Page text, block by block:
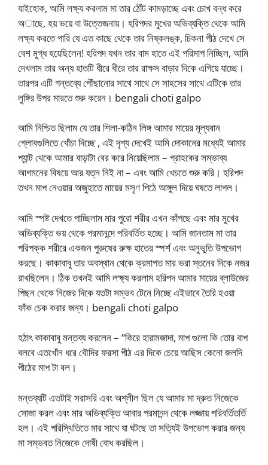
যাইহোক, আমি লক্ষ্য করলাম মা তার ঠোঁট কামড়াচ্ছে এবং চোখ বন্ধ করে
অাছে, হয় ভয়ে বা উত্তেজনায়। হরিপদর মুখের অভিব্যক্তি থেকে আমি
লক্ষ্য করতে পারি যে এত কাছে থেকে তার নিষ্কলঙ্ক, চিকনা পীঠ দেখে সে
বেশ মুগ্ধ হয়েছিলেন! হরিপদ যখন তার বাম হাতে এই পরিমাপ নিচ্ছিল, আমি
দেখলাম তার অন্য হাতটি ধীরে ধীরে তার রাক্ষস বাড়ার দিকে এগিয়ে যাচ্ছে।
তারপর এটি গন্তব্যে পৌঁছানোর সাথে সাথে সে সাহসের সাথে এটিকে তার
লুঙ্গির উপর মারতে শুরু করেন। bengali choti galpo
আমি নিশ্চিত ছিলাম যে তার শিলা-কঠিন লিঙ্গ আমার মায়ের মূল্যবান
গ্লোবগুলিতে খোঁচা দিচ্ছে , এই দৃশ্য দেখেই আমি দোকানের মধ্যেই আমার
প্যান্ট থেকে আমার বাড়াটা বের করে নিয়েছিলাম – গ্রাহকের সম্ভাব্য
আগমনের বিষয়ে আর যত্ন নিই না – এবং আমি খেচতে শুরু করি। হরিপদ
তখন মাপ নেওয়ার অজুহাতে মায়ের মসৃণ পিঠে আঙ্গুল দিয়ে ঘষতে লাগল।
আমি স্পষ্ট দেখতে পাচ্ছিলাম মার পুরো শরীর এখন কাঁপছে এবং মার মুখের
অভিব্যক্তি ভয় থেকে পরমানন্দে পরিবর্তিত হচ্ছে। আমি জানতাম মা তার
পরিপক্ক শরীরে একজন পুরুষের রুক্ষ হাতের স্পর্শ এবং অনুভূতি উপভোগ
করছে। কাকাবাবু তার অবস্থান থেকে ক্রমাগত মার ভরা স্তনের দিকে নজর
রাখছিলেন। ঠিক তখনই আমি লক্ষ্য করলাম হরিপদ আমার মায়ের ব্লাউজের
পিছন থেকে নিজের দিকে যতটা সম্ভব টেনে নিচ্ছে এইভাবে তৈরি হওয়া
ফাঁক চেক করার জন্য। bengali choti galpo
হঠাৎ কাকাবাবু মন্তব্য করলেন – “কিরে হারামজাদা, মাপ গুলো কি তোর বাপ
বলবে এতখোঁন ধরে বৌদির ফরসা পীঠ এর দিকে চেয়ে আছিস কেনো জলদি
পীঠের মাপ টা বল।
মন্তব্যটি এতটাই সরাসরি এবং অশ্লীল ছিল যে আমার মা দ্রুত নিজেকে
সোজা করল এবং মার অভিব্যক্তি আবার পরমানন্দ থেকে লজ্জায় পরিবর্তিতর্তি
হল। এই পরিস্থিতিতে মার সাথে যা ঘটছে তা সত্যিই উপভোগ করার জন্য
মা সম্ভবত নিজেকে দোষী বোধ করছিল।